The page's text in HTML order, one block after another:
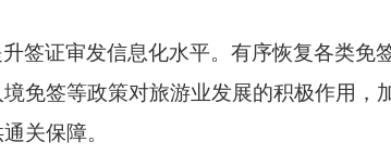
签证审发信息化水平。有序恢复各类免
免签等政策对旅游业发展的积极作用，
关保障。